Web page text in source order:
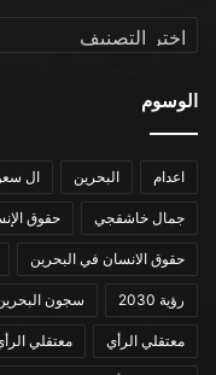
التصنيفات
الوسوم
اعدام البحرين ال
جمال خاشقجي حقوق
حقوق الانسان في البحرين
رؤية 2030 سجون
معتقلي الرأي معتقلي